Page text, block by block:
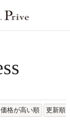
価格が高い順
更新順